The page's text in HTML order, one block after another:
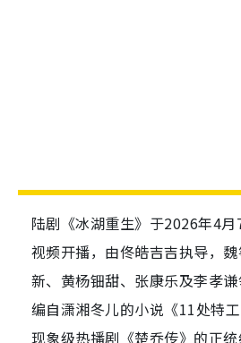
陆剧《冰湖重生》于2026年4
视频开播，由佟皓吉吉执导，
新、黄杨钿甜、张康乐及李孝
编自潇湘冬儿的小说《11处特
现象级热播剧《楚乔传》的正